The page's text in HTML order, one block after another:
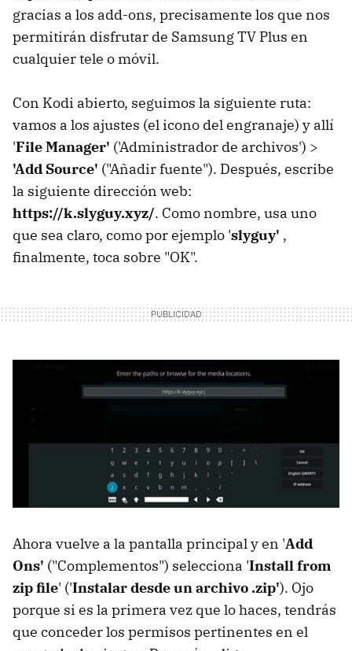
gracias a los add-ons, precisamente los que nos
permitirán disfrutar de Samsung TV Plus en
cualquier tele o móvil.
Con Kodi abierto, seguimos la siguiente ruta:
vamos a los ajustes (el icono del engranaje) y allí
'File Manager' ('Administrador de archivos') >
'Add Source' ("Añadir fuente"). Después, escribe
la siguiente dirección web:
https://k.slyguy.xyz/. Como nombre, usa uno
que sea claro, como por ejemplo 'slyguy' ,
finalmente, toca sobre "OK".
Ahora vuelve a la pantalla principal y en 'Add
Ons' ("Complementos") selecciona 'Install from
zip file' ('Instalar desde un archivo .zip'). Ojo
porque si es la primera vez que lo haces, tendrás
que conceder los permisos pertinentes en el